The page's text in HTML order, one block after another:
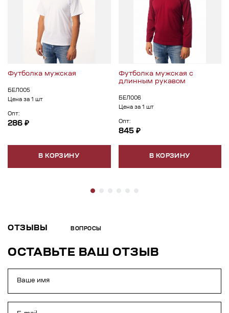
Футболка мужская
БЕЛ005
Цена за 1 шт
Опт:
286 ₽
В КОРЗИНУ
Футболка мужская с
длинным рукавом
БЕЛ006
Цена за 1 шт
Опт:
845 ₽
В КОРЗИНУ
ОТЗЫВЫ ВОПРОСЫ
ОСТАВЬТЕ ВАШ ОТЗЫВ